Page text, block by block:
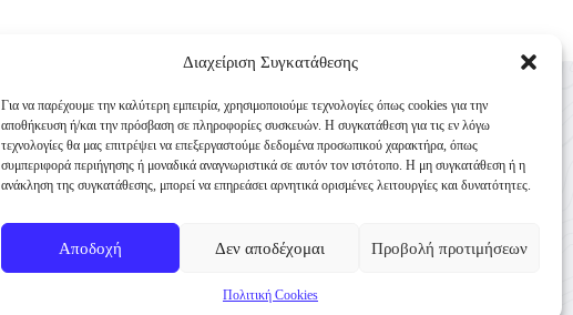
Διαχείριση Συγκατάθεσης
Για να παρέχουμε την καλύτερη εμπειρία, χρησιμοποιούμε τεχνολογίες όπως cookies για την
αποθήκευση ή/και την πρόσβαση σε πληροφορίες συσκευών. Η συγκατάθεση για τις εν λόγω
τεχνολογίες θα μας επιτρέψει να επεξεργαστούμε δεδομένα προσωπικού χαρακτήρα, όπως
συμπεριφορά περιήγησης ή μοναδικά αναγνωριστικά σε αυτόν τον ιστότοπο. Η μη συγκατάθεση ή η
ανάκληση της συγκατάθεσης, μπορεί να επηρεάσει αρνητικά ορισμένες λειτουργίες και δυνατότητες.
Αποδοχή Δεν αποδέχομαι Προβολή προτιμήσεων
Πολιτική Cookies
Επικοινωνία
Κυνηγετική Συνομοσπονδία Ελλάδος
Παναγή Τσαλδάρη 4
TK 10431 Αθήνα